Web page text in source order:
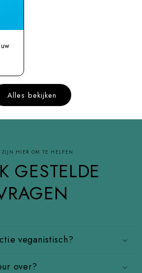
Alles bekijken
ZIJN HIER OM TE HELPEN
GESTELDE
veganistisch?
over?